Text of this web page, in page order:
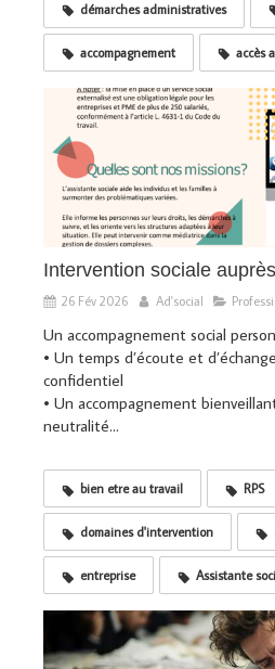
démarches administratives
accompagnement accès
Intervention sociale
26 Fév 2026 Ad'social
Un accompagnement social
• Un temps d’écoute et
confidentiel
• Un accompagnement
neutralité...
bien etre au travail RPS
domaines d'intervention
entreprise Assistante